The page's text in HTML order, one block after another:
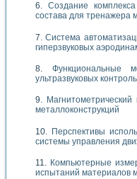
Создание
состава для тренажера
Система
гиперзвуковых
ультразвуковых
металлоконструкций
Перспективы
системы управления
Компьютерные
испытаний материалов